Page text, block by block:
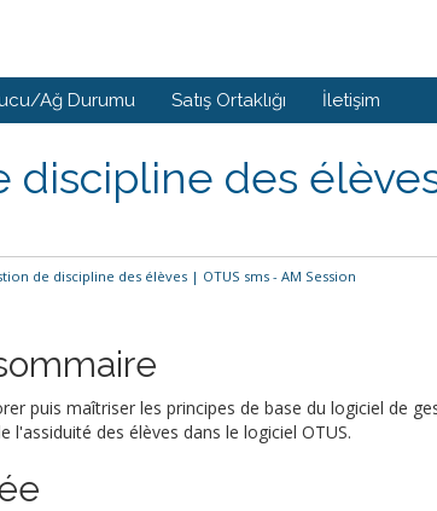
Ağ Durumu Satış Ortaklığı İletişim
discipline des
de discipline des élèves | OTUS sms - AM Session
puis maîtriser les principes de base du logiciel de
l'assiduité des élèves dans le logiciel OTUS.